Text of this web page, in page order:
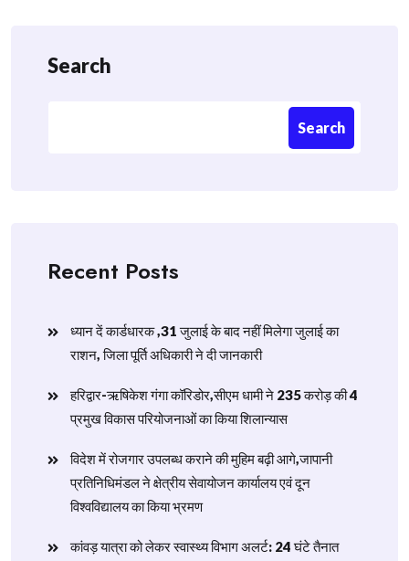
Search
Search
Recent Posts
ध्यान दें कार्डधारक ,31 जुलाई के बाद नहीं मिलेगा जुलाई का
राशन, जिला पूर्ति अधिकारी ने दी जानकारी
हरिद्वार-ऋषिकेश गंगा कॉरिडोर,सीएम धामी ने 235 करोड़ की 4
प्रमुख विकास परियोजनाओं का किया शिलान्यास
विदेश में रोजगार उपलब्ध कराने की मुहिम बढ़ी आगे,जापानी
प्रतिनिधिमंडल ने क्षेत्रीय सेवायोजन कार्यालय एवं दून
विश्वविद्यालय का किया भ्रमण
​कांवड़ यात्रा को लेकर स्वास्थ्य विभाग अलर्ट: 24 घंटे तैनात